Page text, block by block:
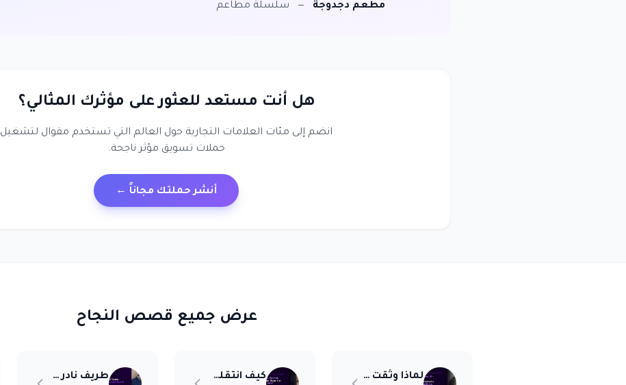
مطعم دجدوجة — سلسلة مطاعم
هل أنت مستعد للعثور على مؤثرك المثالي؟
انضم إلى مئات العلامات التجارية حول العالم التي تستخدم مقوال لتشغيل
حملات تسويق مؤثر ناجحة.
أنشر حملتك مجاناً ←
عرض جميع قصص النجاح
لماذا وثقت أموني الزعيم أخيراً بمنصة للبراندات كيف انتقلت صوبيا سليم من التسجيل إلى التعاون مع براند طريف نادر — كيف وجد تعاونه الأول عبر مقوال